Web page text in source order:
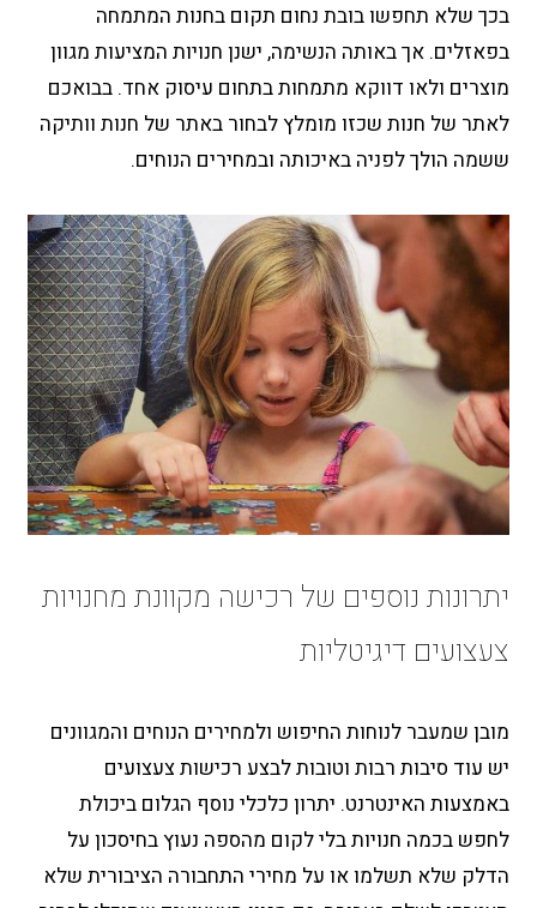
בכך שלא תחפשו בובת נחום תקום בחנות המתמחה
בפאזלים. אך באותה הנשימה, ישנן חנויות המציעות מגוון
מוצרים ולאו דווקא מתמחות בתחום עיסוק אחד. בבואכם
לאתר של חנות שכזו מומלץ לבחור באתר של חנות וותיקה
ששמה הולך לפניה באיכותה ובמחירים הנוחים.
יתרונות נוספים של רכישה מקוונת מחנויות
צעצועים דיגיטליות
מובן שמעבר לנוחות החיפוש ולמחירים הנוחים והמגוונים
יש עוד סיבות רבות וטובות לבצע רכישות צעצועים
באמצעות האינטרנט. יתרון כלכלי נוסף הגלום ביכולת
לחפש בכמה חנויות בלי לקום מהספה נעוץ בחיסכון על
הדלק שלא תשלמו או על מחירי התחבורה הציבורית שלא